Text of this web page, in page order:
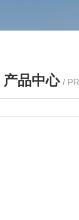
产品中心 /